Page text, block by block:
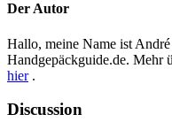
Der Autor
Hallo, meine Name ist
Handgepäckguide.de. Mehr
hier.
Discussion